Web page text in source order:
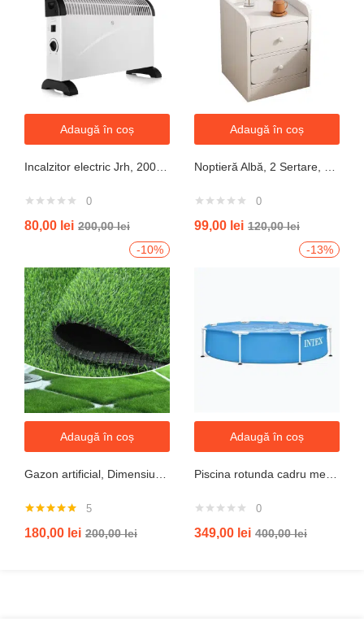
Adaugă în coș
Incalzitor electric Jrh, 2000W, 3 trepte de putere, termostat, 340x140x570 mm, alb
0
80,00 lei 200,00lei
Adaugă în coș
Noptieră Albă, 2 Sertare, Design Modern cu Margini Protecție, 40x34x50 cm
0
99,00 lei 120,00lei
-10%
Adaugă în coș
Gazon artificial, Dimensiune 2mx5m, Grosime 10mm
5.00din 5
5
180,00 lei 200,00lei
-13%
Adaugă în coș
Piscina rotunda cadru metal intex, 244cm x 51 cm
0
349,00 lei 400,00lei